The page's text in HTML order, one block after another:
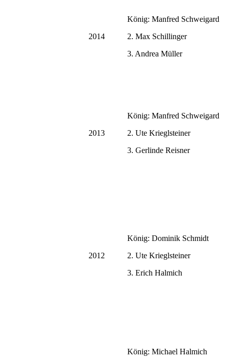
2014
König: Manfred
2. Max Schillinger
3. Andrea Müller
2013
König: Manfred
2. Ute Krieglsteiner
3. Gerlinde Reisner
2012
König: Dominik Schmidt
2. Ute Krieglsteiner
3. Erich Halmich
König: Michael Halmich